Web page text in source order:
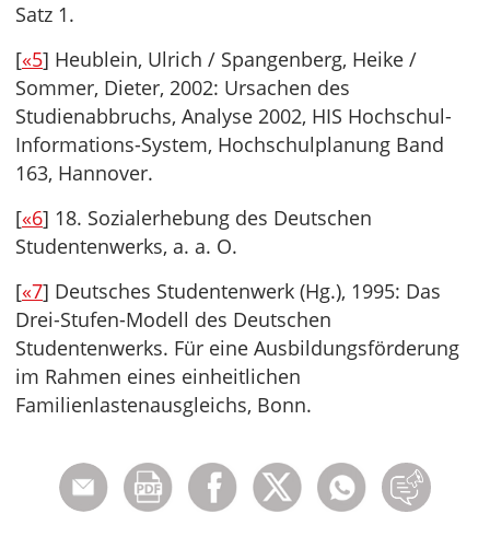
Satz 1.
[«5] Heublein, Ulrich / Spangenberg, Heike /
Sommer, Dieter, 2002: Ursachen des
Studienabbruchs, Analyse 2002, HIS Hochschul-
Informations-System, Hochschulplanung Band
163, Hannover.
[«6] 18. Sozialerhebung des Deutschen
Studentenwerks, a. a. O.
[«7] Deutsches Studentenwerk (Hg.), 1995: Das
Drei-Stufen-Modell des Deutschen
Studentenwerks. Für eine Ausbildungsförderung
im Rahmen eines einheitlichen
Familienlastenausgleichs, Bonn.